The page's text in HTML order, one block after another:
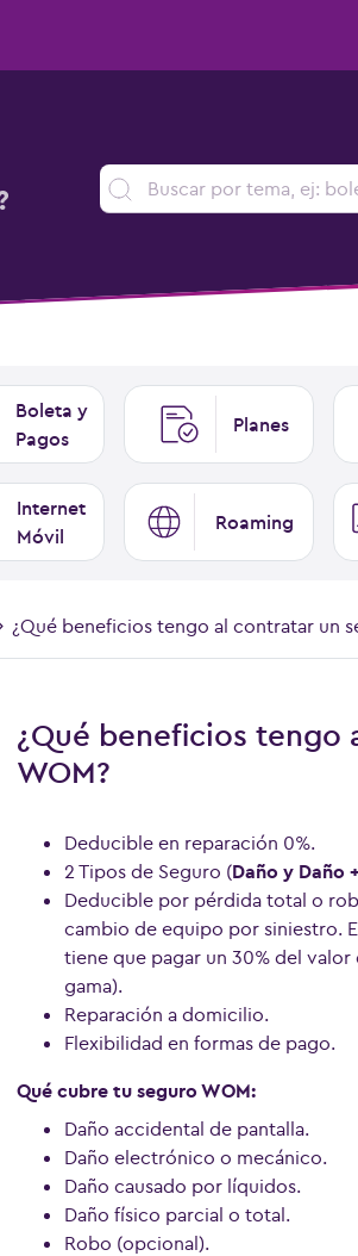
Boleta y
Pagos
Planes
Internet
Móvil
Roaming
¿Qué beneficios tengo al contratar un
¿Qué beneficios
WOM?
Deducible en reparación 0%.
2 Tipos de Seguro (Daño y Daño
Deducible por pérdida total o
cambio de equipo por siniestro.
tiene que pagar un 30% del
gama).
Reparación a domicilio.
Flexibilidad en formas de pago.
Qué cubre tu seguro WOM:
Daño accidental de pantalla.
Daño electrónico o mecánico.
Daño causado por líquidos.
Daño físico parcial o total.
Robo (opcional).